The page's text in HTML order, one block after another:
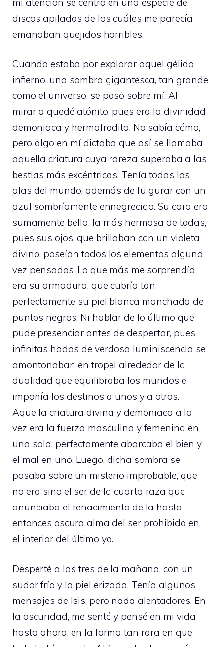
discos apilados de los cuáles me parecía
emanaban quejidos horribles.
Cuando estaba por explorar aquel gélido
infierno, una sombra gigantesca, tan grande
como el universo, se posó sobre mí. Al
mirarla quedé atónito, pues era la divinidad
demoniaca y hermafrodita. No sabía cómo,
pero algo en mí dictaba que así se llamaba
aquella criatura cuya rareza superaba a las
bestias más excéntricas. Tenía todas las
alas del mundo, además de fulgurar con un
azul sombríamente ennegrecido. Su cara era
sumamente bella, la más hermosa de todas,
pues sus ojos, que brillaban con un violeta
divino, poseían todos los elementos alguna
vez pensados. Lo que más me sorprendía
era su armadura, que cubría tan
perfectamente su piel blanca manchada de
puntos negros. Ni hablar de lo último que
pude presenciar antes de despertar, pues
infinitas hadas de verdosa luminiscencia se
amontonaban en tropel alrededor de la
dualidad que equilibraba los mundos e
imponía los destinos a unos y a otros.
Aquella criatura divina y demoniaca a la
vez era la fuerza masculina y femenina en
una sola, perfectamente abarcaba el bien y
el mal en uno. Luego, dicha sombra se
posaba sobre un misterio improbable, que
no era sino el ser de la cuarta raza que
anunciaba el renacimiento de la hasta
entonces oscura alma del ser prohibido en
el interior del último yo.
Desperté a las tres de la mañana, con un
sudor frío y la piel erizada. Tenía algunos
mensajes de Isis, pero nada alentadores. En
la oscuridad, me senté y pensé en mi vida
hasta ahora, en la forma tan rara en que